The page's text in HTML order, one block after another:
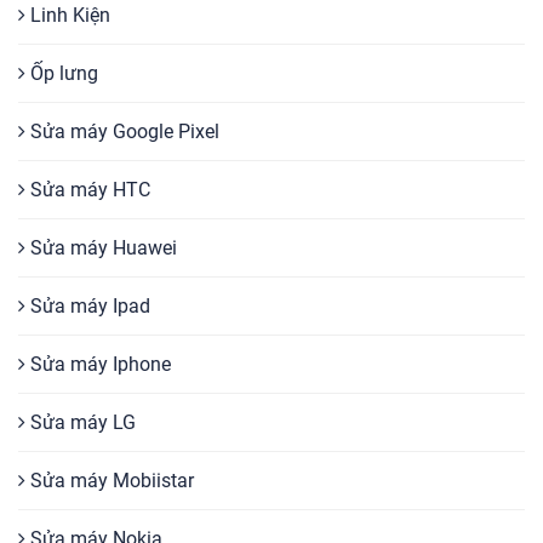
Mobiletự hào là một trong những địa chỉ có dịch vụ uy tín
Linh Kiện
Ốp lưng
Sửa máy Google Pixel
Sửa máy HTC
Sửa máy Huawei
Sửa máy Ipad
Sửa máy Iphone
Sửa máy LG
Sửa máy Mobiistar